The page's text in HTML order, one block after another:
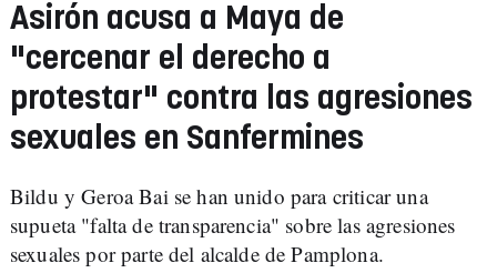
Asirón acusa a Maya de
"cercenar el derecho a
protestar" contra las agresiones
sexuales en Sanfermines
Bildu y Geroa Bai se han unido para criticar una
supueta "falta de transparencia" sobre las agresiones
sexuales por parte del alcalde de Pamplona.